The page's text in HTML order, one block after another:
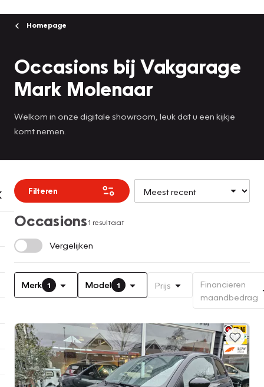
Homepage
Occasions bij Vakgarage
Mark Molenaar
Welkom in onze digitale showroom, leuk dat u een kijkje
komt nemen.
Filteren
Occasions1 resultaat
Vergelijken
Merk 1 Model 1 Prijs
Financieren
maandbedrag